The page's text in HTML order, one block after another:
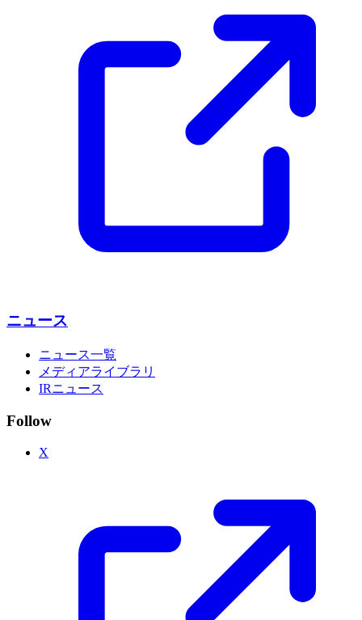
ニュース
ニュース一覧
メディアライブラリ
IRニュース
Follow
X